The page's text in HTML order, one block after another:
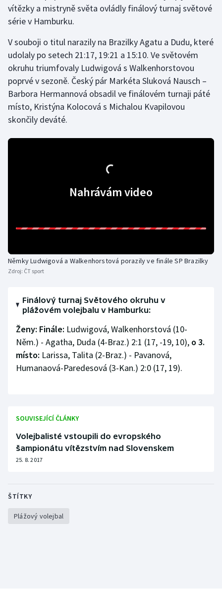
Futsal
Golf
Gymnastika
Házená
Jezdectví
Judo
Lyže a snowboard
Olympijské hry
Plavání
Plážový volejbal
Ragby
Short track
Sportovní střelba
vítězky a mistryně světa ovládly finálový turnaj světové
série v Hamburku.
V souboji o titul narazily na Brazilky Agatu a Dudu, které
udolaly po setech 21:17, 19:21 a 15:10. Ve světovém
okruhu triumfovaly Ludwigová s Walkenhorstovou
poprvé v sezoně. Český pár Markéta Sluková Nausch –
Barbora Hermannová obsadil ve finálovém turnaji páté
místo, Kristýna Kolocová s Michalou Kvapilovou
skončily deváté.
Nahrávám video
Němky Ludwigová a Walkenhorstová porazily ve finále SP Brazilky
Zdroj: ČT sport
Finálový turnaj Světového okruhu v
plážovém volejbalu v Hamburku:
Ženy: Finále: Ludwigová, Walkenhorstová (10-
Něm.) - Agatha, Duda (4-Braz.) 2:1 (17, -19, 10), o 3.
místo: Larissa, Talita (2-Braz.) - Pavanová,
Humanaová-Paredesová (3-Kan.) 2:0 (17, 19).
SOUVISEJÍCÍ ČLÁNKY
Volejbalisté vstoupili do evropského
šampionátu vítězstvím nad Slovenskem
25. 8. 2017
ŠTÍTKY
Plážový volejbal